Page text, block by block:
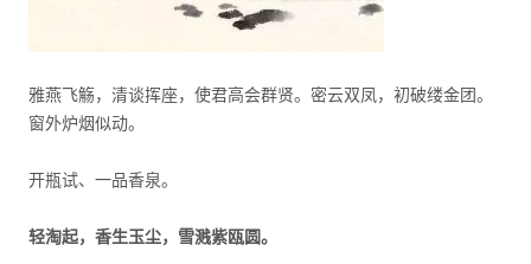
雅燕飞觞，清谈挥座，使君高会群贤。密云双凤，初破缕金团。
窗外炉烟似动。
开瓶试、一品香泉。
轻淘起，香生玉尘，雪溅紫瓯圆。